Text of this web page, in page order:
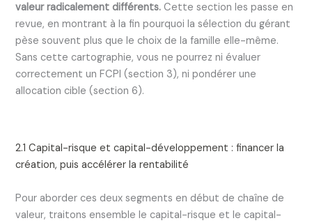
valeur radicalement différents. Cette section les passe en
revue, en montrant à la fin pourquoi la sélection du gérant
pèse souvent plus que le choix de la famille elle-même.
Sans cette cartographie, vous ne pourrez ni évaluer
correctement un FCPI (section 3), ni pondérer une
allocation cible (section 6).
2.1 Capital-risque et capital-développement : financer la
création, puis accélérer la rentabilité
Pour aborder ces deux segments en début de chaîne de
valeur, traitons ensemble le capital-risque et le capital-